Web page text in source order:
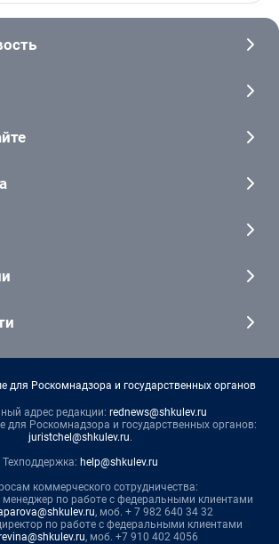
для Роскомнадзора и государственных органов
адрес редакции: rednews@shkulev.ru
для Роскомнадзора и государственных органов:
juristchel@shkulev.ru.
Техподдержка: help@shkulev.ru
коммерческого сотрудничества:
по работе с федеральными клиентами
, моб. + 7 982 640 34 32
по работе с федеральными клиентами
, моб. +7 910 402 4056